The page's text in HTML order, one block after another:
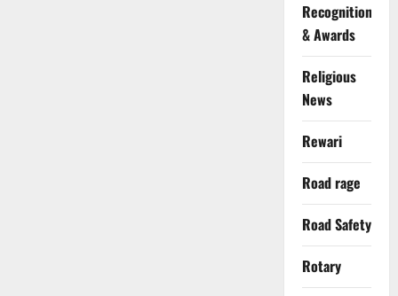
Recognition
& Awards
Religious
News
Rewari
Road rage
Road Safety
Rotary